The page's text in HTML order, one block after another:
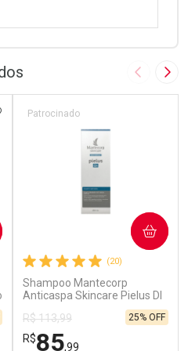
Imagem
AOS FAVORITOS
(20)
Shampoo Mantecorp
Anticaspa Skincare Pielus DI
Patrocinado
R$ 113,99
R$85,99
25% OFF
COMPRAR